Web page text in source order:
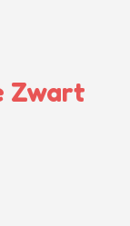
Zwart